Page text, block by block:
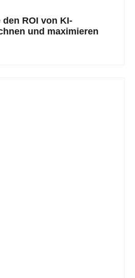
den ROI von KI-
und maximieren